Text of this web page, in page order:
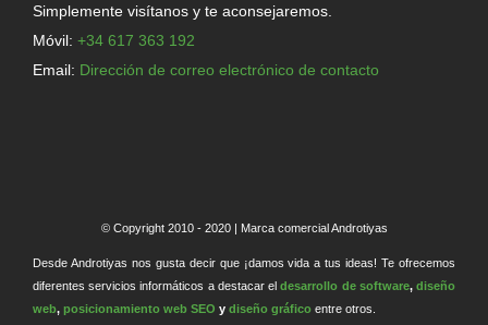
Simplemente visítanos y te aconsejaremos.
Móvil: +34 617 363 192
Email: Dirección de correo electrónico de contacto
© Copyright 2010 - 2020 | Marca comercial Androtiyas
Desde Androtiyas nos gusta decir que ¡damos vida a tus ideas! Te ofrecemos
diferentes servicios informáticos a destacar eldesarrollo de software,diseño
web, posicionamiento web SEO y diseño gráfico entre otros.